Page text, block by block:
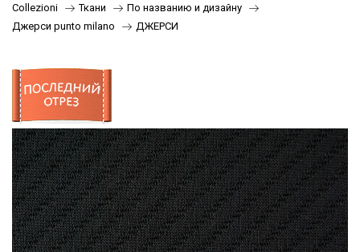
НОВИНКИ
Collezioni Ткани
По названию и дизайну
Джерси punto milano
ДЖЕРСИ